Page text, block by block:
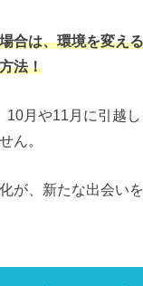
合は、環境を変え
法！
10月や11月に引越
ん。
が、新たな出会い